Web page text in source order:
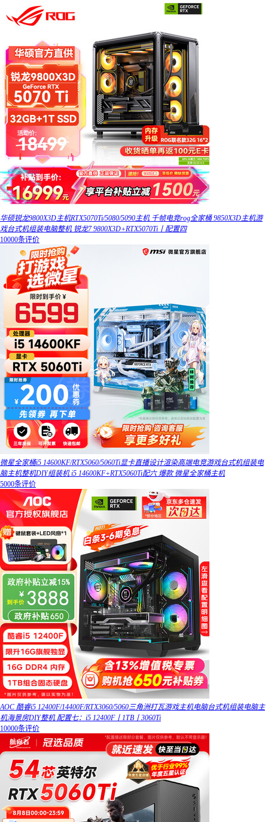
华硕锐龙9800X3D主机RTX5070Ti/5080/5090主机 千帧电竞rog全家桶 9850X3D主机游
戏台式机组装电脑整机 锐龙7 9800X3D+RTX5070Ti丨配置四
10000条评价
微星全家桶i5 14600KF/RTX5060/5060Ti显卡直播设计渲染高端电竞游戏台式机组装电
脑主机整机DIY组装机 i5 14600KF+RTX5060Ti配六 爆款 微星全家桶主机
5000条评价
AOC 酷睿i5 12400F/14400F/RTX3060/5060三角洲打瓦游戏主机电脑台式机组装电脑主
机海景房DIY整机 配置七：i5 12400F丨1TB丨3060Ti
10000条评价